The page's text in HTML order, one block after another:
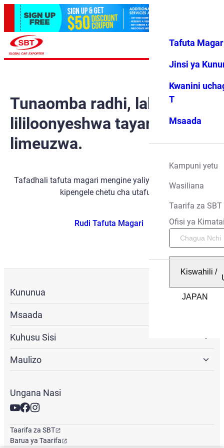
Vipendwa
Menyu
Tafuta
Jinsi ya
Kwanini
T
Msaada
Kampuni yetu
Wasiliana
Taarifa za SBT
Ofisi ya
Kiswahili /
Tunaomba radhi, lakini gari
lililoonyeshwa tayari
limeuzwa.
Tafadhali tafuta magari mengine yaliyopo kwa kutumia
kipengele chetu cha utafutaji.
Rudi Tafuta Magari
Kununua
Msaada
Kuhusu Sisi
Maulizo
Ungana Nasi
Taarifa za SBT
Barua ya Taarifa